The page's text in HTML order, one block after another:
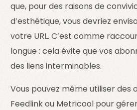
que, pour des raisons de
d’esthétique, vous devriez
votre URL. C’est comme
longue : cela évite que vos
des liens interminables.
Vous pouvez même utiliser des
Feedlink ou Metricool pour